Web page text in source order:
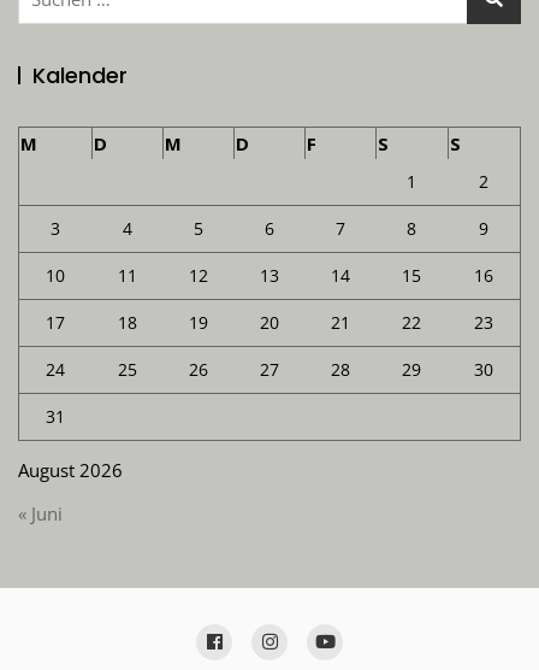
Kalender
August 2026
M D M D F S S
1 2
3 4 5 6 7 8 9
10 11 12 13 14 15 16
17 18 19 20 21 22 23
24 25 26 27 28 29 30
31
« Juni